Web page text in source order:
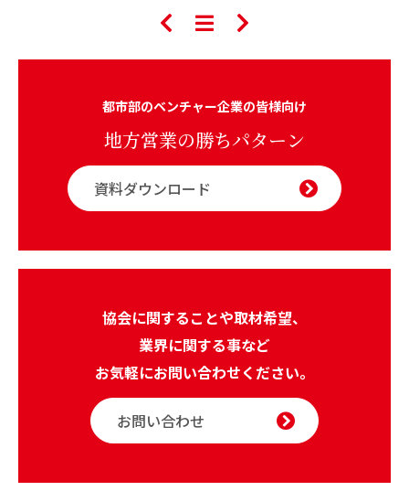
都市部のベンチャー企業の皆様向け
地方営業の勝ちパターン
資料ダウンロード
協会に関することや取材希望、
業界に関する事など
お気軽にお問い合わせください。
お問い合わせ